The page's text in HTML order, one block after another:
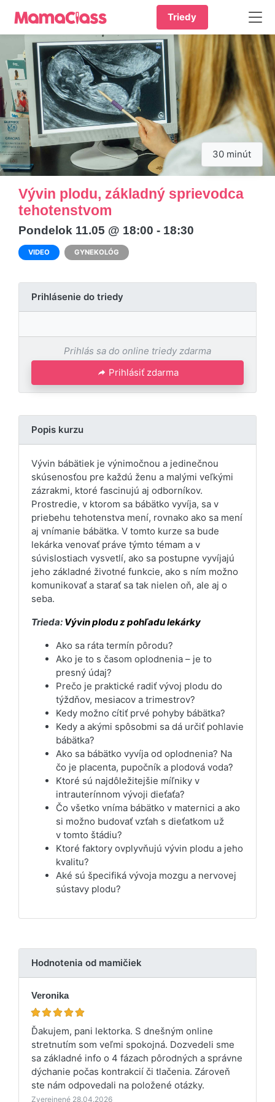
Triedy
30 minút
Vývin plodu, základný sprievodca
tehotenstvom
Pondelok 11.05 @ 18:00 - 18:30
VIDEO GYNEKOLÓG
Prihlásenie do triedy
Prihlás sa do online triedy zdarma
Prihlásiť zdarma
Popis kurzu
Vývin bábätiek je výnimočnou a jedinečnou
skúsenosťou pre každú ženu a malými veľkými
zázrakmi, ktoré fascinujú aj odborníkov.
Prostredie, v ktorom sa bábätko vyvíja, sa v
priebehu tehotenstva mení, rovnako ako sa mení
aj vnímanie bábätka. V tomto kurze sa bude
lekárka venovať práve týmto témam a v
súvislostiach vysvetlí, ako sa postupne vyvíjajú
jeho základné životné funkcie, ako s ním možno
komunikovať a starať sa tak nielen oň, ale aj o
seba.
Trieda: Vývin plodu z pohľadu lekárky
Ako sa ráta termín pôrodu?
Ako je to s časom oplodnenia – je to
presný údaj?
Prečo je praktické radiť vývoj plodu do
týždňov, mesiacov a trimestrov?
Kedy možno cítiť prvé pohyby bábätka?
Kedy a akými spôsobmi sa dá určiť pohlavie
bábätka?
Ako sa bábätko vyvíja od oplodnenia? Na
čo je placenta, pupočník a plodová voda?
Ktoré sú najdôležitejšie míľniky v
intrauterínnom vývoji dieťaťa?
Čo všetko vníma bábätko v maternici a ako
si možno budovať vzťah s dieťatkom už
v tomto štádiu?
Ktoré faktory ovplyvňujú vývin plodu a jeho
kvalitu?
Aké sú špecifiká vývoja mozgu a nervovej
sústavy plodu?
Hodnotenia od mamičiek
Veronika
Ďakujem, pani lektorka. S dnešným online
stretnutím som veľmi spokojná. Dozvedeli sme
sa základné info o 4 fázach pôrodných a správne
dýchanie počas kontrakcií či tlačenia. Zároveň
ste nám odpovedali na položené otázky.
Zverejnené 28.04.2026